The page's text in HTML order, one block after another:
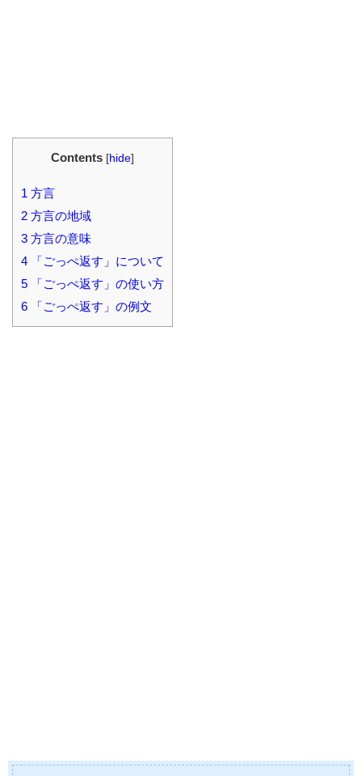
Contents [hide]
1 方言
2 方言の地域
3 方言の意味
4 「ごっぺ返す」について
5 「ごっぺ返す」の使い方
6 「ごっぺ返す」の例文